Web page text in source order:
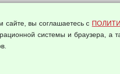
сайте, вы соглашаетесь с
системы и браузера, а